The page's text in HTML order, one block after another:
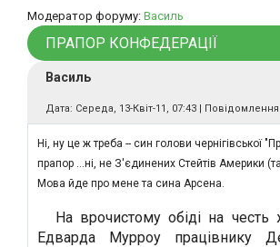
Модератор форуму: Василь
ПРАПОР КОНФЕДЕРАЦІЇ
Василь
Дата: Середа, 13-Квіт-11, 07:43 |
Ні, ну це ж треба -- син голови чернігівської
прапор ...ні, не З'єдинених Стейтів Америки
Мова йде про мене та сина Арсена.
На врочистому обіді на честь
Едварда Мурроу працівнику